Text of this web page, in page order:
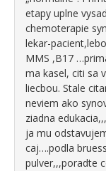
etapy uplne
chemoterapie
lekar-
MMS ,B17
ma kasel, citi sa
liecbou. Stale
neviem ako
ziadna
ja mu
caj….podla
pulver,,,poradte